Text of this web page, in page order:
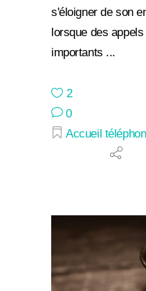
s'éloigner de son
lorsque des
importants
2
0
Accueil